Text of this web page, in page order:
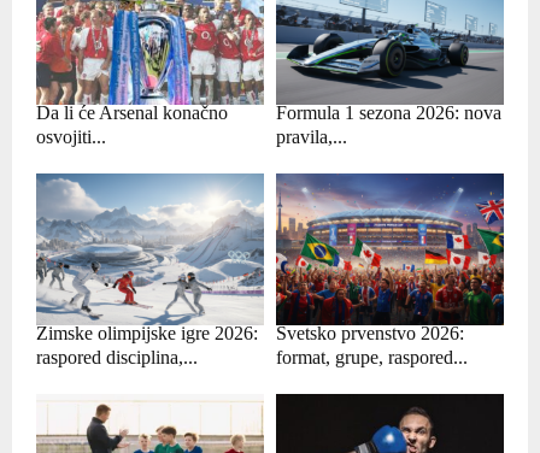
Da li će Arsenal konačno
osvojiti...
Formula 1 sezona 2026: nova
pravila,...
Zimske olimpijske igre 2026:
raspored disciplina,...
Svetsko prvenstvo 2026:
format, grupe, raspored...